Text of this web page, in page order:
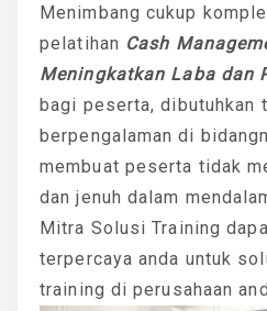
Menimbang cukup
pelatihan Cash
Meningkatkan Laba dan
bagi peserta, dibutuhkan
berpengalaman di
membuat peserta tidak
dan jenuh dalam
Mitra Solusi Training
terpercaya anda untuk
training di perusahaan